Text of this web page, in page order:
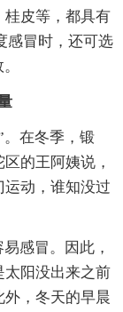
桂皮等，都具有
感冒时，还可选
。在冬季，锻
的王阿姨说，
运动，谁知没过
感冒。因此，
太阳没出来之前
，冬天的早晨